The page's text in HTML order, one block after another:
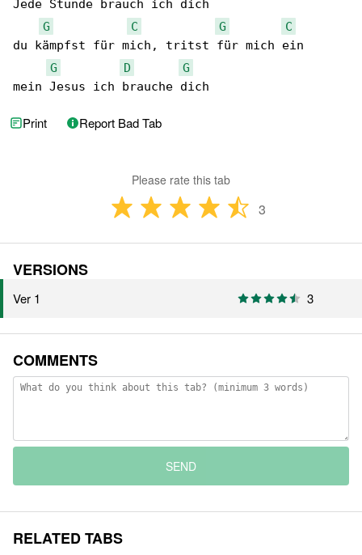
Jede Stunde brauch ich dich
G
C G
C
du kämpfst für mich, tritst für mich ein
G
D
G
mein Jesus ich brauche dich
Print Report Bad Tab
Please rate this tab
3
VERSIONS
Ver 1 3
COMMENTS
SEND
RELATED TABS